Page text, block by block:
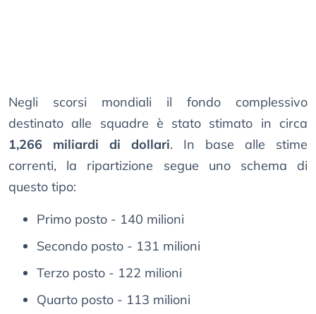
Negli scorsi mondiali il fondo complessivo
destinato alle squadre è stato stimato in circa
1,266 miliardi di dollari. In base alle stime
correnti, la ripartizione segue uno schema di
questo tipo:
Primo posto - 140 milioni
Secondo posto - 131 milioni
Terzo posto - 122 milioni
Quarto posto - 113 milioni